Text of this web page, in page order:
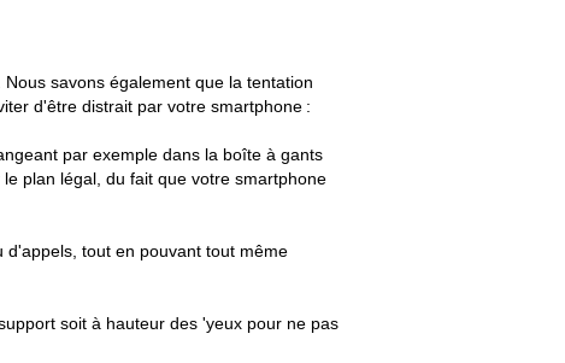
savons également que la tentation
d'être distrait par votre smartphone :
par exemple dans la boîte à gants
plan légal, du fait que votre smartphone
tout en pouvant tout même
soit à hauteur des 'yeux pour ne pas